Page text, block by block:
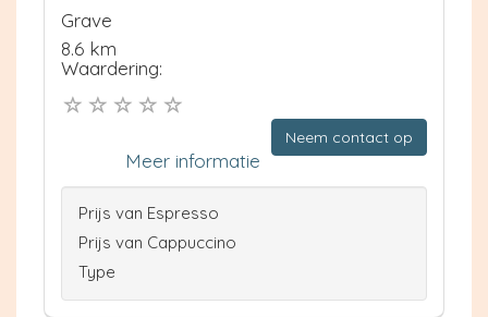
Grave
8.6 km
Waardering:
Neem contact op
Meer informatie
Prijs van Espresso
Prijs van Cappuccino
Type